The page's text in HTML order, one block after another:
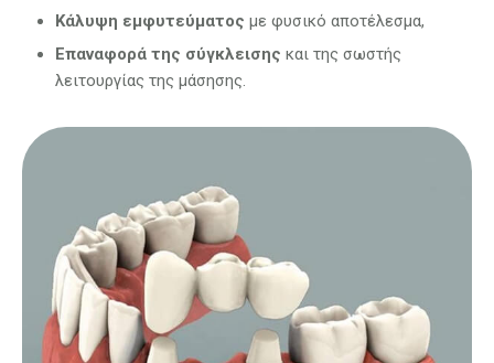
Κάλυψη εμφυτεύματος με φυσικό αποτέλεσμα,
Επαναφορά της σύγκλεισης και της σωστής
λειτουργίας της μάσησης.